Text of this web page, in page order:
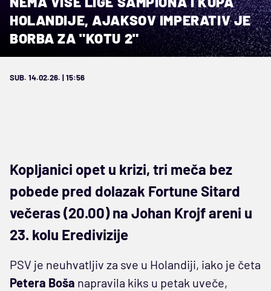
HOLANDIJE, AJAKSOV IMPERATIV JE
BORBA ZA "KOTU 2"
SUB. 14.02.26. | 15:56
Kopljanici opet u krizi, tri meča bez
pobede pred dolazak Fortune Sitard
večeras (20.00) na Johan Krojf areni u
23. kolu Eredivizije
PSV je neuhvatljiv za sve u Holandiji, iako je četa
Petera Boša napravila kiks u petak uveče,